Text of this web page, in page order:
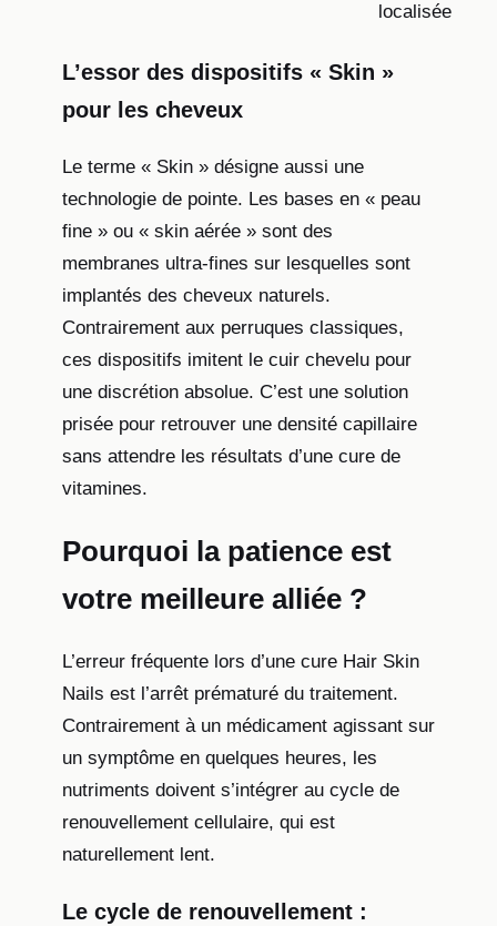
localisée
L’essor des dispositifs « Skin »
pour les cheveux
Le terme « Skin » désigne aussi une
technologie de pointe. Les bases en « peau
fine » ou « skin aérée » sont des
membranes ultra-fines sur lesquelles sont
implantés des cheveux naturels.
Contrairement aux perruques classiques,
ces dispositifs imitent le cuir chevelu pour
une discrétion absolue. C’est une solution
prisée pour retrouver une densité capillaire
sans attendre les résultats d’une cure de
vitamines.
Pourquoi la patience est
votre meilleure alliée ?
L’erreur fréquente lors d’une cure Hair Skin
Nails est l’arrêt prématuré du traitement.
Contrairement à un médicament agissant sur
un symptôme en quelques heures, les
nutriments doivent s’intégrer au cycle de
renouvellement cellulaire, qui est
naturellement lent.
Le cycle de renouvellement :